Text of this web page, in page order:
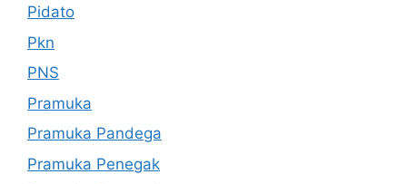
Pidato
Pkn
PNS
Pramuka
Pramuka Pandega
Pramuka Penegak